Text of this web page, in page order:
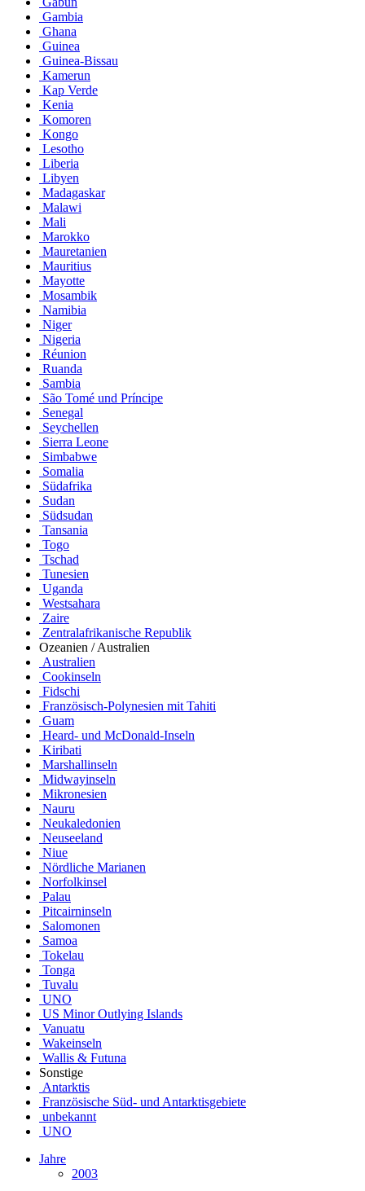
Gambia
Ghana
Guinea
Guinea-Bissau
Kamerun
Kap Verde
Kenia
Komoren
Kongo
Lesotho
Liberia
Libyen
Madagaskar
Malawi
Mali
Marokko
Mauretanien
Mauritius
Mayotte
Mosambik
Namibia
Niger
Nigeria
Réunion
Ruanda
Sambia
São Tomé und Príncipe
Senegal
Seychellen
Sierra Leone
Simbabwe
Somalia
Südafrika
Sudan
Südsudan
Tansania
Togo
Tschad
Tunesien
Uganda
Westsahara
Zaire
Zentralafrikanische Republik
Ozeanien / Australien
Australien
Cookinseln
Fidschi
Französisch-Polynesien mit Tahiti
Guam
Heard- und McDonald-Inseln
Kiribati
Marshallinseln
Midwayinseln
Mikronesien
Nauru
Neukaledonien
Neuseeland
Niue
Nördliche Marianen
Norfolkinsel
Palau
Pitcairninseln
Salomonen
Samoa
Tokelau
Tonga
Tuvalu
UNO
US Minor Outlying Islands
Vanuatu
Wakeinseln
Wallis & Futuna
Sonstige
Antarktis
Französische Süd- und Antarktisgebiete
unbekannt
UNO
Jahre
2003